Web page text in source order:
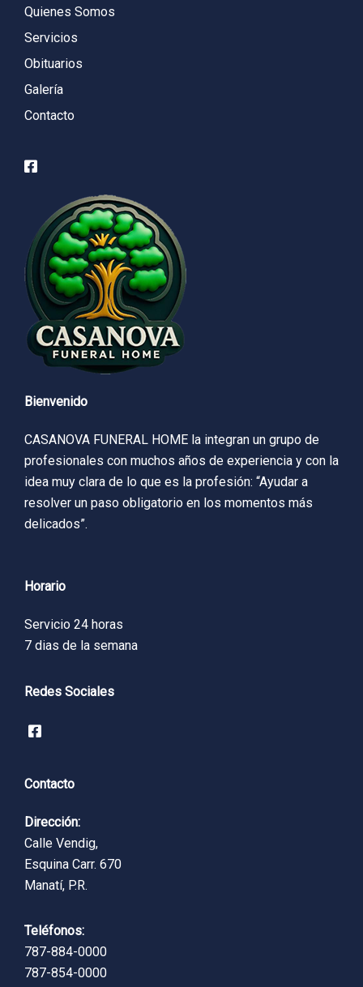
Quienes Somos
Servicios
Obituarios
Galería
Contacto
Bienvenido
CASANOVA FUNERAL HOME la integran un grupo de
profesionales con muchos años de experiencia y con la
idea muy clara de lo que es la profesión: “Ayudar a
resolver un paso obligatorio en los momentos más
delicados”.
Horario
Servicio 24 horas
7 dias de la semana
Redes Sociales
Contacto
Dirección:
Calle Vendig,
Esquina Carr. 670
Manatí, P.R.
Teléfonos:
787-884-0000
787-854-0000